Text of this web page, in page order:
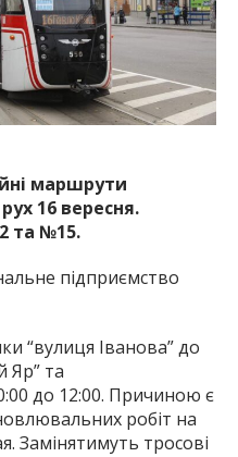
інформацію про події
та області.
маршрути
16 вересня.
та №15.
підприємство
“вулиця Іванова” до
Яр” та
до 12:00. Причиною є
робіт на
Замінятимуть тросові